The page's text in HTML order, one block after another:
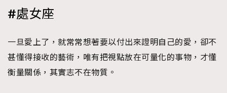
#處女座
一旦愛上了，就常常想著要以付出來證明自己的愛，卻不
甚懂得接收的藝術，唯有把視點放在可量化的事物，才懂
衡量關係，其實志不在物質。